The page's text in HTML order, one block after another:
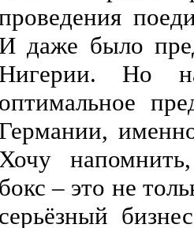
И даже было
Нигерии. Но
оптимальное
Германии,
бокс – это не
серьёзный